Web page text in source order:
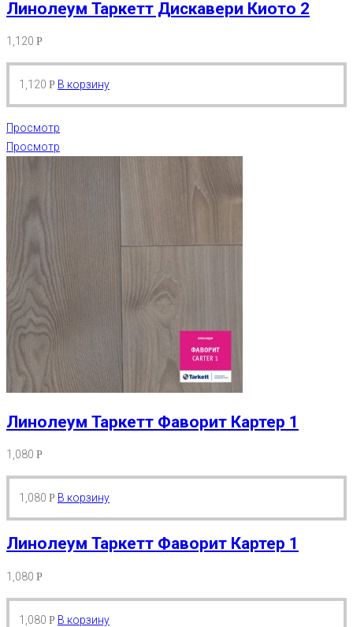
Линолеум Таркетт Дискавери Киото 2
1,120 Р
1,120 Р В корзину
Просмотр
Просмотр
Линолеум Таркетт Фаворит Картер 1
1,080 Р
1,080 Р В корзину
Линолеум Таркетт Фаворит Картер 1
1,080 Р
1,080 Р В корзину